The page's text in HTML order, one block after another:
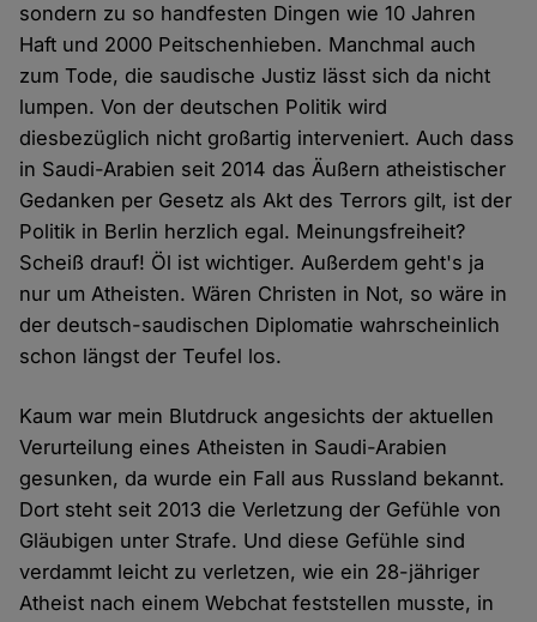
sondern zu so handfesten Dingen wie 10 Jahren
Haft und 2000 Peitschenhieben. Manchmal auch
zum Tode, die saudische Justiz lässt sich da nicht
lumpen. Von der deutschen Politik wird
diesbezüglich nicht großartig interveniert. Auch dass
in Saudi-Arabien seit 2014 das Äußern atheistischer
Gedanken per Gesetz als Akt des Terrors gilt, ist der
Politik in Berlin herzlich egal. Meinungsfreiheit?
Scheiß drauf! Öl ist wichtiger. Außerdem geht's ja
nur um Atheisten. Wären Christen in Not, so wäre in
der deutsch-saudischen Diplomatie wahrscheinlich
schon längst der Teufel los.
Kaum war mein Blutdruck angesichts der aktuellen
Verurteilung eines Atheisten in Saudi-Arabien
gesunken, da wurde ein Fall aus Russland bekannt.
Dort steht seit 2013 die Verletzung der Gefühle von
Gläubigen unter Strafe. Und diese Gefühle sind
verdammt leicht zu verletzen, wie ein 28-jähriger
Atheist nach einem Webchat feststellen musste, in